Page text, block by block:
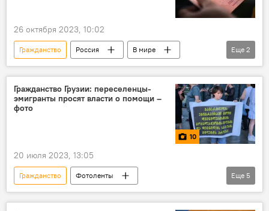
26 октября 2023, 10:02
Гражданство Россия
В мире
НОВОСТИ
МВД России
Еще 2
Гражданство Грузии: переселенцы-
эмигранты просят власти о помощи –
фото
10
20 июля 2023, 13:05
Гражданство
Фотоленты
Новости Грузии в фотографиях
Еще 5